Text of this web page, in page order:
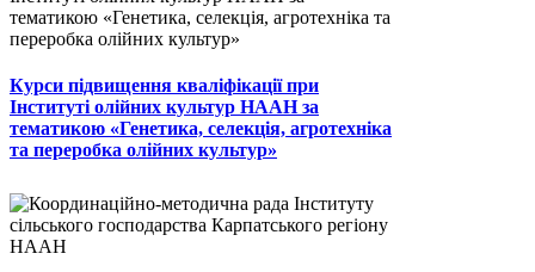
Курси підвищення кваліфікації при
Інституті олійних культур НААН за
тематикою «Генетика, селекція, агротехніка
та переробка олійних культур»